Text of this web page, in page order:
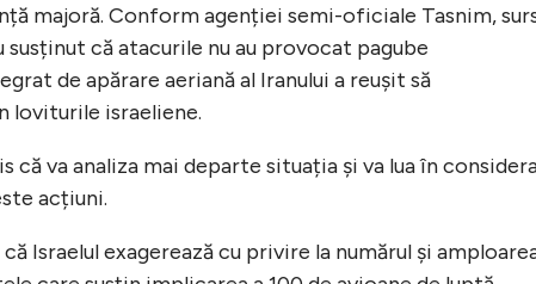
majoră. Conform agenției semi-oficiale Tasnim,
susținut că atacurile nu au provocat pagube
de apărare aeriană al Iranului a reușit să
loviturile israeliene.
că va analiza mai departe situația și va lua în
acțiuni.
Israelul exagerează cu privire la numărul și